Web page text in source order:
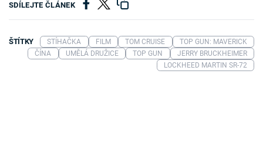
SDÍLEJTE ČLÁNEK
ŠTÍTKY STÍHAČKA FILM TOM CRUISE
TOP GUN: MAVERICK
ČÍNA
UMĚLÁ DRUŽICE TOP GUN
JERRY BRUCKHEIMER
LOCKHEED MARTIN SR-72